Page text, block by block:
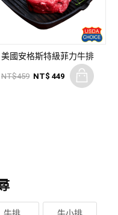
美國安格斯特級菲力牛排
NT$459 NT$ 449